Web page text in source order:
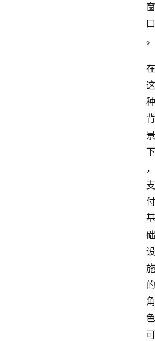
窗
口
。
在
这
种
背
景
下
，
支
付
基
础
设
施
的
角
色
可